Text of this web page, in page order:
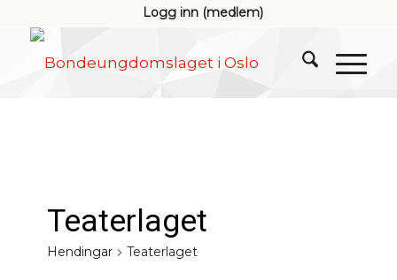
Logg inn (medlem)
Teaterlaget
Hendingar Teaterlaget